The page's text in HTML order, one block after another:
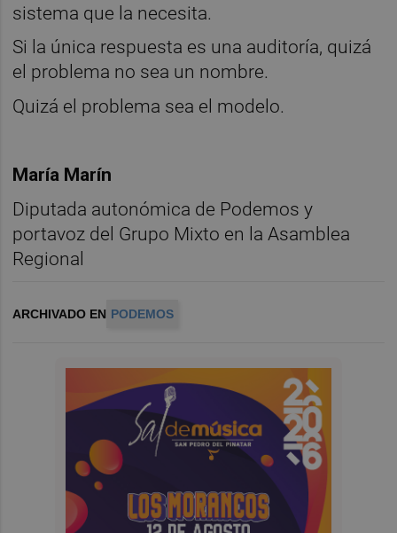
sistema que la necesita.
Si la única respuesta es una auditoría, quizá
el problema no sea un nombre.
Quizá el problema sea el modelo.
María Marín
Diputada autonómica de Podemos y
portavoz del Grupo Mixto en la Asamblea
Regional
ARCHIVADO EN PODEMOS